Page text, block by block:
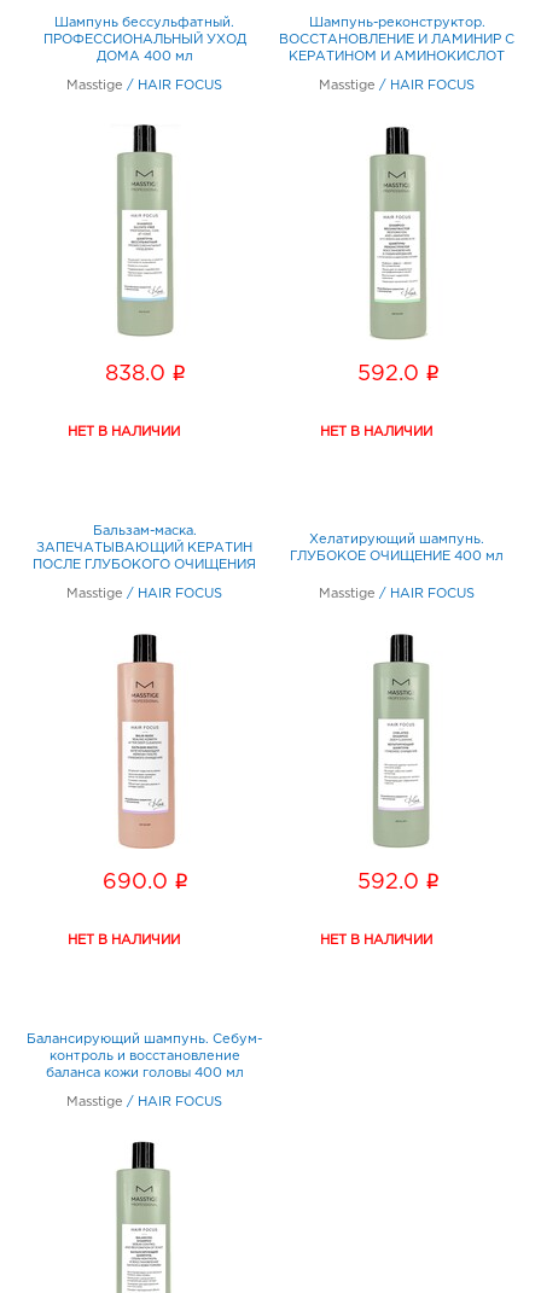
Шампунь бессульфатный.
ПРОФЕССИОНАЛЬНЫЙ УХОД
ДОМА 400 мл
Masstige / HAIR FOCUS
838.0 i
Шампунь-реконструктор.
ВОССТАНОВЛЕНИЕ И ЛАМИНИР С
КЕРАТИНОМ И АМИНОКИСЛОТ
Masstige / HAIR FOCUS
592.0 i
Бальзам-маска.
ЗАПЕЧАТЫВАЮЩИЙ КЕРАТИН
ПОСЛЕ ГЛУБОКОГО ОЧИЩЕНИЯ
Masstige / HAIR FOCUS
690.0 i
Хелатирующий шампунь.
ГЛУБОКОЕ ОЧИЩЕНИЕ 400 мл
Masstige / HAIR FOCUS
592.0 i
Балансирующий шампунь. Себум-
контроль и восстановление
баланса кожи головы 400 мл
Masstige / HAIR FOCUS